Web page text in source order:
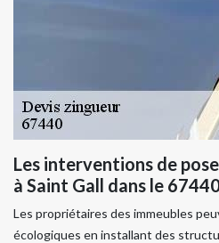
Les interventions de
à Saint Gall dans le
Les propriétaires des immeubles
écologiques en installant des